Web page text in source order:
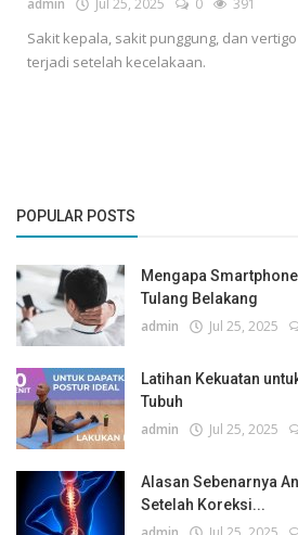
admin Jul 25, 2025 0 391
Sakit kepala, sakit punggung, dan
terjadi setelah kecelakaan.
POPULAR POSTS
Mengapa
Tulang Belakang
admin Jul 25, 2025
Latihan Kekuatan
Tubuh
admin Jul 25, 2025
Alasan Sebenarnya
Setelah Koreksi...